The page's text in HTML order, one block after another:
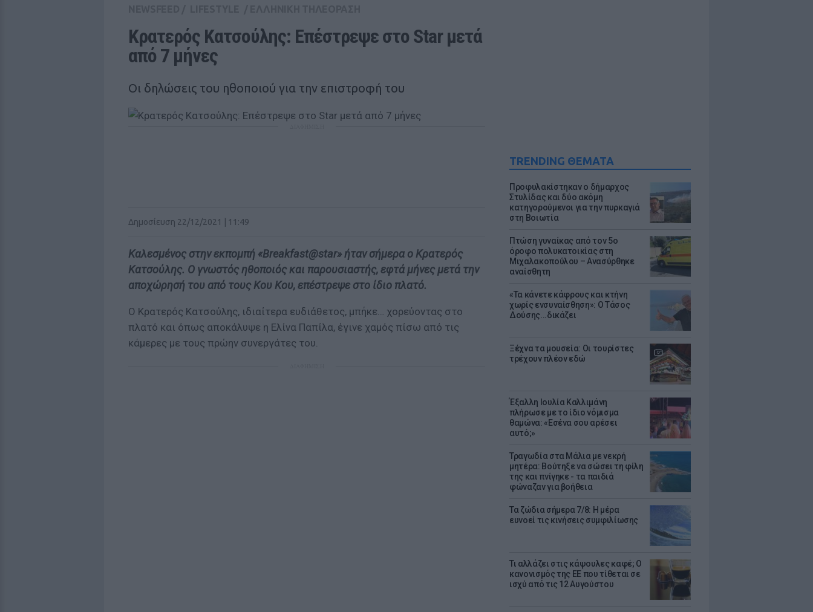
TRENDING ΘΕΜΑΤΑ
Προφυλακίστηκαν ο δήμαρχος
Στυλίδας και δύο ακόμη
κατηγορούμενοι για την πυρκαγιά
στη Βοιωτία
Πτώση γυναίκας από τον 5ο
όροφο πολυκατοικίας στη
Μιχαλακοπούλου – Ανασύρθηκε
αναίσθητη
«Τα κάνετε κάφρους και κτήνη
χωρίς ενσυναίσθηση»: Ο Τάσος
Δούσης...δικάζει
Ξέχνα τα μουσεία: Οι τουρίστες
τρέχουν πλέον εδώ
Έξαλλη Ιουλία Καλλιμάνη
πλήρωσε με το ίδιο νόμισμα
θαμώνα: «Εσένα σου αρέσει
αυτό;»
Τραγωδία στα Μάλια με νεκρή
μητέρα: Βούτηξε να σώσει τη φίλη
της και πνίγηκε - τα παιδιά
φώναζαν για βοήθεια
Τα ζώδια σήμερα 7/8: Η μέρα
ευνοεί τις κινήσεις συμφιλίωσης
Τι αλλάζει στις κάψουλες καφέ; Ο
κανονισμός της ΕΕ που τίθεται σε
ισχύ από τις 12 Αυγούστου
Κρατερός Κατσούλης: Επέστρεψε στο Star μετά
από 7 μήνες
Οι δηλώσεις του ηθοποιού για την επιστροφή του
Δημοσίευση 22/12/2021 | 11:49
Καλεσμένος στην εκπομπή «Breakfast@star» ήταν σήμερα ο Κρατερός
Κατσούλης. Ο γνωστός ηθοποιός και παρουσιαστής, εφτά μήνες μετά την
αποχώρησή του από τους Κου Κου, επέστρεψε στο ίδιο πλατό.
Ο Κρατερός Κατσούλης, ιδιαίτερα ευδιάθετος, μπήκε… χορεύοντας στο
πλατό και όπως αποκάλυψε η Ελίνα Παπίλα, έγινε χαμός πίσω από τις
κάμερες με τους πρώην συνεργάτες του.